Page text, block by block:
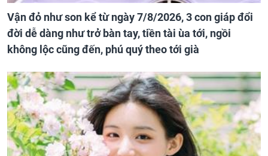
Vận đỏ như son kể từ ngày 7/8/2026, 3 con giáp đổi
đời dễ dàng như trở bàn tay, tiền tài ùa tới, ngồi
không lộc cũng đến, phú quý theo tới già